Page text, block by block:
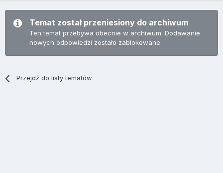
Temat został przeniesiony do archiwum
Ten temat przebywa obecnie w archiwum. Dodawanie
nowych odpowiedzi zostało zablokowane.
Przejdź do listy tematów